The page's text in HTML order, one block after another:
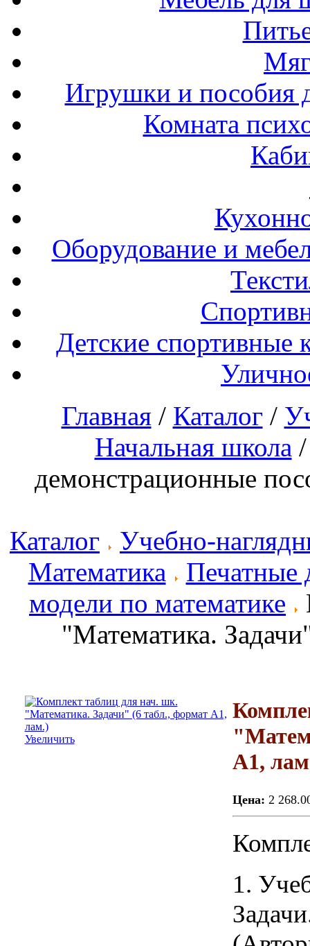
Игрушки и пособия
Комната
Оборудование и
Детские спортивные
Главная/ Каталог /
Начальная школа
демонстрационные
Каталог
Учебно-
Математика
Печатные
модели по математике
"Математика.
Увеличить
А1,
Цена: 2
1.